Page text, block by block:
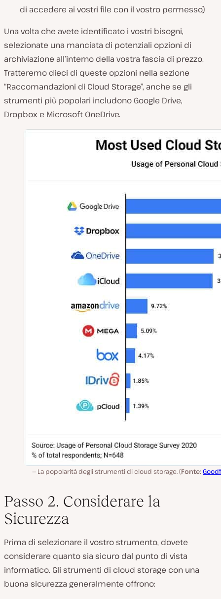
di accedere ai vostri file con il vostro permesso)
Una volta che avete identificato i vostri bisogni,
selezionate una manciata di potenziali opzioni di
archiviazione all’interno della vostra fascia di prezzo.
Tratteremo dieci di queste opzioni nella sezione
“Raccomandazioni di Cloud Storage”, anche se gli
strumenti più popolari includono Google Drive,
Dropbox e Microsoft OneDrive.
La popolarità degli strumenti di cloud storage. (Fonte:
Passo 2. Considerare la
Sicurezza
Prima di selezionare il vostro strumento, dovete
considerare quanto sia sicuro dal punto di vista
informatico. Gli strumenti di cloud storage con una
buona sicurezza generalmente offrono: